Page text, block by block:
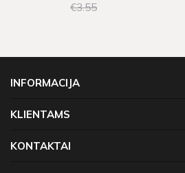
€355
INFORMACIJA
KLIENTAMS
KONTAKTAI